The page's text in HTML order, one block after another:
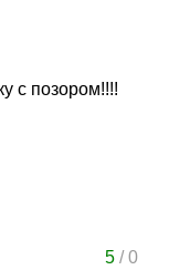
с позором!!!!
5/0